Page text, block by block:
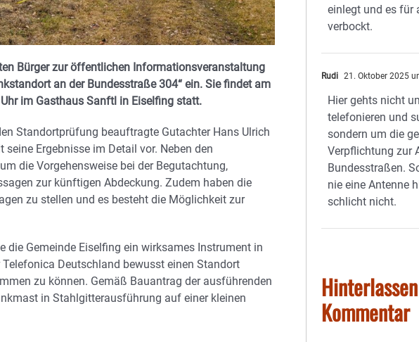
Bürger zur öffentlichen Informationsveranstaltung
an der Bundesstraße 304“ ein. Sie findet am
im Gasthaus Sanftl in Eiselfing statt.
Standortprüfung beauftragte Gutachter Hans Ulrich
Ergebnisse im Detail vor. Neben den
die Vorgehensweise bei der Begutachtung,
zur künftigen Abdeckung. Zudem haben die
zu stellen und es besteht die Möglichkeit zur
die Gemeinde Eiselfing ein wirksames Instrument in
Deutschland bewusst einen Standort
zu können. Gemäß Bauantrag der ausführenden
in Stahlgitterausführung auf einer kleinen
einlegt und es für
verbockt.
Rudi 21. Oktober 2025
Hier gehts nicht
telefonieren und
sondern um die
Verpflichtung zur
Bundesstraßen.
nie eine Antenne
schlicht nicht.
Kommentar